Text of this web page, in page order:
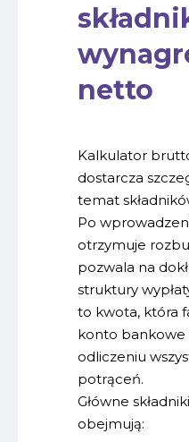
netto
Kalkulator
dostarcza
temat
Po
otrzymuje
pozwala na
struktury
to kwota, która
konto bankowe
odliczeniu
potrąceń.
Główne
obejmują: